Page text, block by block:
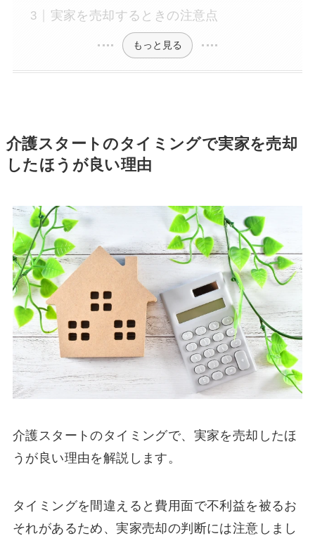
実家を売却するときの注意点
もっと見る
介護スタートのタイミングで実家を売却
したほうが良い理由
介護スタートのタイミングで、実家を売却したほ
うが良い理由を解説します。
タイミングを間違えると費用面で不利益を被るお
それがあるため、実家売却の判断には注意しまし